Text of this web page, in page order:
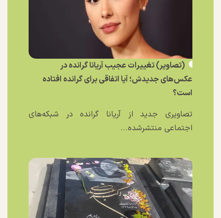
(تصاویر) تغییرات عجیب آریانا گرانده در
عکس‌های جدیدش؛ آیا اتفاقی برای گرانده افتاده
است؟
تصاویری جدید از آریانا گرانده در شبکه‌های
اجتماعی منتشرشده...